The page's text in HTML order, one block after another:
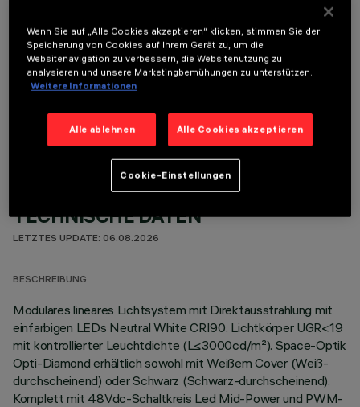
OPTIONALE KOMPONENTEN
TECHNISCHE DATEN
LETZTES UPDATE: 06.08.2026
BESCHREIBUNG
Modulares lineares Lichtsystem mit Direktausstrahlung mit
einfarbigen LEDs Neutral White CRI90. Lichtkörper UGR<19
mit kontrollierter Leuchtdichte (L≤3000cd/m²). Space-Optik
Opti-Diamond erhältlich sowohl mit Weißem Cover (Weiß-
durchscheinend) oder Schwarz (Schwarz-durchscheinend).
Komplett mit 48Vdc-Schaltkreis Led Mid-Power und PWM-
Wenn Sie auf „Alle Cookies akzeptieren“ klicken, stimmen Sie der
Speicherung von Cookies auf Ihrem Gerät zu, um die
Websitenavigation zu verbessern, die Websitenutzung zu
analysieren und unsere Marketingbemühungen zu unterstützen.
Weitere Informationen
Alle ablehnen Alle Cookies akzeptieren
Cookie-Einstellungen